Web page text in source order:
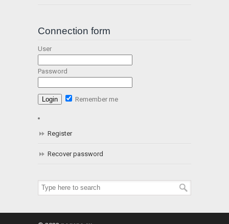
Connection form
User
Password
Remember me
Register
Recover password